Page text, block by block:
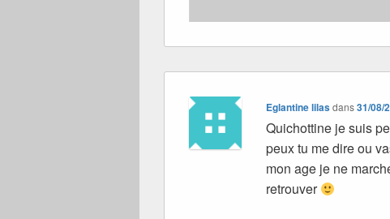
Eglantine lilasdans31/08/
Quichottine je suis
peux tu me dire ou
mon age je ne
retrouver